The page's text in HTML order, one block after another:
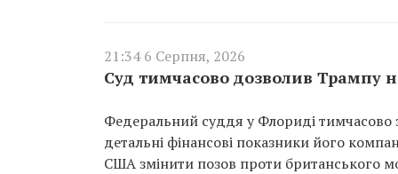
21:34 6 Серпня, 2026
Суд тимчасово дозволив Трампу
Федеральний суддя у Флориді тимчасово
детальні фінансові показники його
США змінити позов проти британського